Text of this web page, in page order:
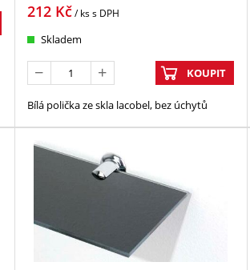
212Kč/ kss DPH
Skladem
KOUPIT
Bílá polička ze skla lacobel, bez úchytů